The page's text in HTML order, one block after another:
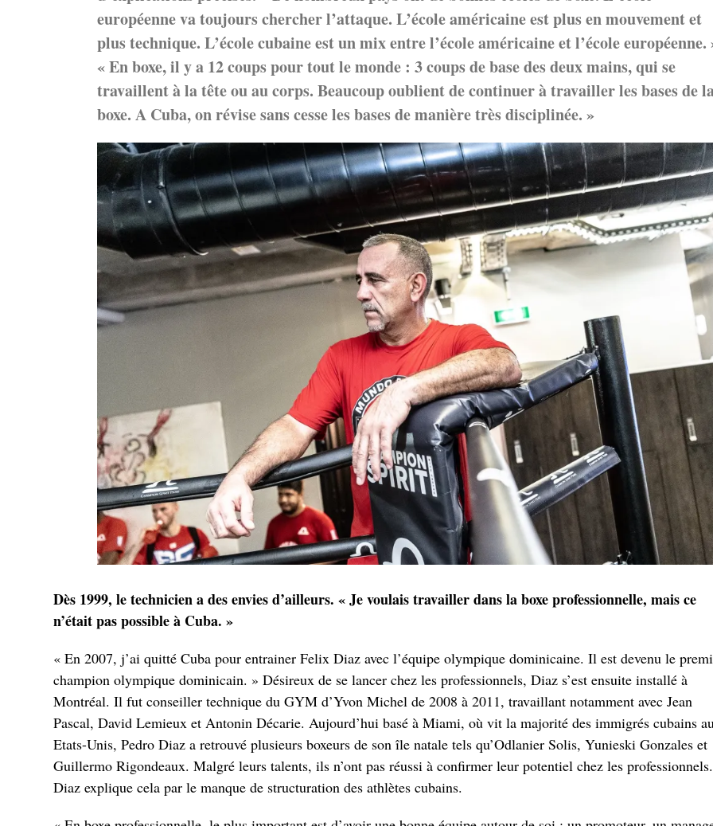
européenne va toujours chercher l’attaque. L’école américaine est plus en mouvement et
plus technique. L’école cubaine est un mix entre l’école américaine et l’école européenne.
« En boxe, il y a 12 coups pour tout le monde : 3 coups de base des deux mains, qui se
travaillent à la tête ou au corps. Beaucoup oublient de continuer à travailler les bases de
boxe. A Cuba, on révise sans cesse les bases de manière très disciplinée. »
Dès 1999, le technicien a des envies d’ailleurs. « Je voulais travailler dans la boxe professionnelle, mais ce
n’était pas possible à Cuba. »
« En 2007, j’ai quitté Cuba pour entrainer Felix Diaz avec l’équipe olympique dominicaine. Il est devenu le
champion olympique dominicain. » Désireux de se lancer chez les professionnels, Diaz s’est ensuite installé à
Montréal. Il fut conseiller technique du GYM d’Yvon Michel de 2008 à 2011, travaillant notamment avec Jean
Pascal, David Lemieux et Antonin Décarie. Aujourd’hui basé à Miami, où vit la majorité des immigrés cubains
Etats-Unis, Pedro Diaz a retrouvé plusieurs boxeurs de son île natale tels qu’Odlanier Solis, Yunieski Gonzales et
Guillermo Rigondeaux. Malgré leurs talents, ils n’ont pas réussi à confirmer leur potentiel chez les professionnels.
Diaz explique cela par le manque de structuration des athlètes cubains.